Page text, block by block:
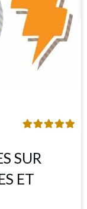
SUR
ET